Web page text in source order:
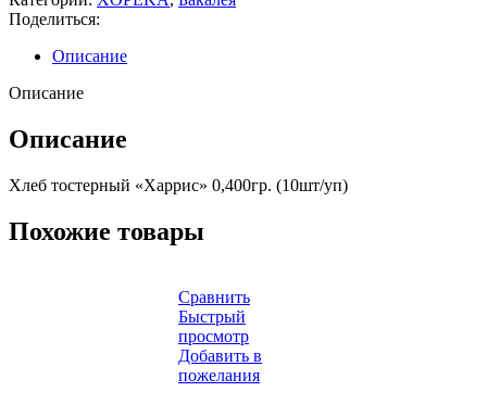
Поделиться:
Описание
Описание
Описание
Хлеб тостерный «Харрис» 0,400гр. (10шт/уп)
Похожие товары
Сравнить
Быстрый
просмотр
Добавить в
пожелания